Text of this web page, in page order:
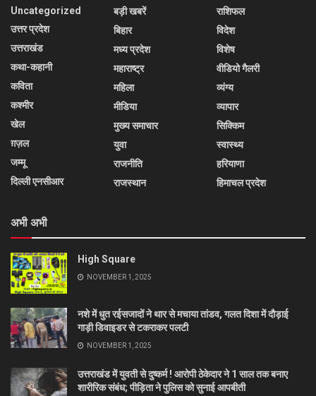
Uncategorized
उत्तर प्रदेश
उत्तराखंड
कथा-कहानी
कविता
कश्मीर
खेल
ग़ज़ल
जम्मू
दिल्ली एनसीआर
बड़ी खबरें
बिहार
मध्य प्रदेश
महाराष्ट्र
महिला
मीडिया
मुख्य समाचार
युवा
राजनीति
राजस्थान
राशिफल
विदेश
विशेष
वीडियो गैलरी
व्यंग्य
व्यापार
सिक्किम
स्वास्थ्य
हरियाणा
हिमाचल प्रदेश
अभी अभी
High Square
NOVEMBER 1, 2025
नशे में धुत रईसजादों ने थार से मचाया तांडव, गलत दिशा में दौड़ाई
गाड़ी डिवाइडर से टकराकर पलटी
NOVEMBER 1, 2025
उत्तराखंड में युवती से दुष्कर्म ! आरोपी ठेकेदार ने 1 साल तक बनाए
शारीरिक संबंध; पीड़िता ने पुलिस को सुनाई आपबीती